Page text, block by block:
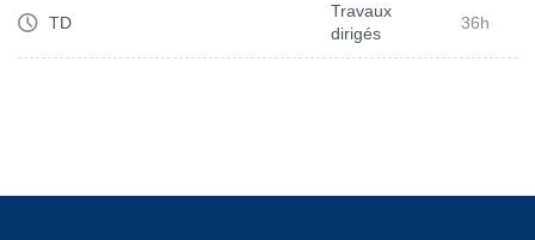
TD
Travaux
dirigés
36h